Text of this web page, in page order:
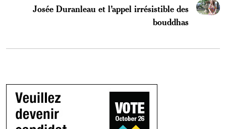
Josée Duranleau et l’appel irrésistible des
bouddhas